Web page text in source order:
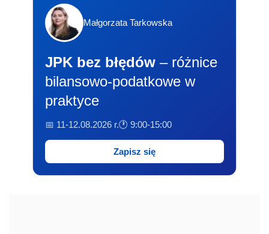
Małgorzata Tarkowska
JPK bez błędów – różnice
bilansowo-podatkowe w
praktyce
📅 11-12.08.2026 r.🕐 9:00-15:00
Zapisz się